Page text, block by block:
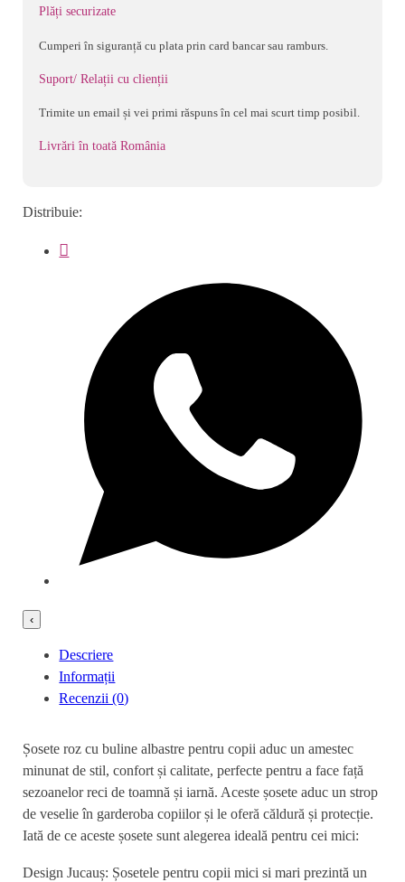
buline
albastre
Plăți securizate
Cumperi în siguranță cu plata prin card bancar sau ramburs.
Suport/ Relații cu clienții
Trimite un email și vei primi răspuns în cel mai scurt timp posibil.
Livrări în toată România
Distribuie:
‹
Descriere
Informații
Recenzii (0)
Șosete roz cu buline albastre pentru copii aduc un amestec
minunat de stil, confort și calitate, perfecte pentru a face față
sezoanelor reci de toamnă și iarnă. Aceste șosete aduc un strop
de veselie în garderoba copiilor și le oferă căldură și protecție.
Iată de ce aceste șosete sunt alegerea ideală pentru cei mici:
Design Jucauș: Șosetele pentru copii mici si mari prezintă un